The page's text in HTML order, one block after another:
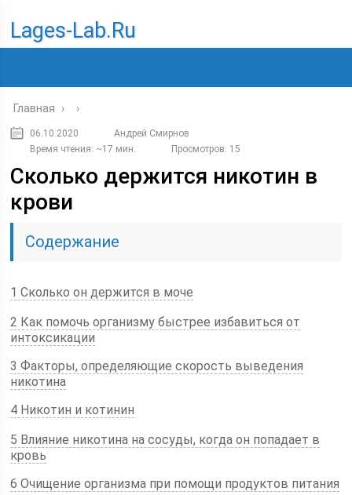
Lages-Lab.ru
Главная › ›
06.10.2020
Андрей Смирнов
Время чтения: ~17 мин.
Просмотров: 15
Cколько держится никотин в
крови
Содержание
1 Сколько он держится в моче
2 Как помочь организму быстрее избавиться от
интоксикации
3 Факторы, определяющие скорость выведения
никотина
4 Никотин и котинин
5 Влияние никотина на сосуды, когда он попадает в
кровь
6 Очищение организма при помощи продуктов питания